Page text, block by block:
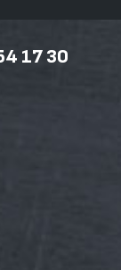
17 30